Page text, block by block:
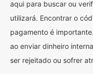
aqui para buscar ou
utilizará. Encontrar o
pagamento é
ao enviar dinheiro
ser rejeitado ou sofrer